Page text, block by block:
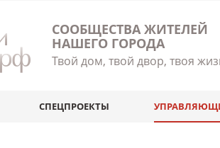
СООБЩЕСТВА ЖИТЕЛЕЙ
НАШЕГО ГОРОДА
Твой дом, твой двор, твоя
СПЕЦПРОЕКТЫ